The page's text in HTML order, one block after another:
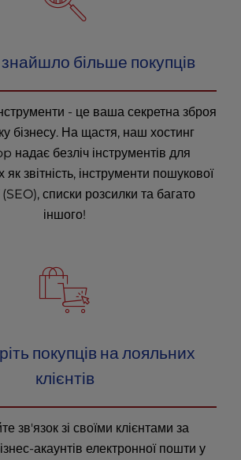
більше покупців
- це ваша секретна зброя
бізнесу. На щастя, наш хостинг
надає безліч інструментів для
як звітність, інструменти пошукової
(SEO), списки розсилки та багато
іншого!
покупців на лояльних
клієнтів
зв'язок зі своїми клієнтами за
акаунтів електронної пошти у